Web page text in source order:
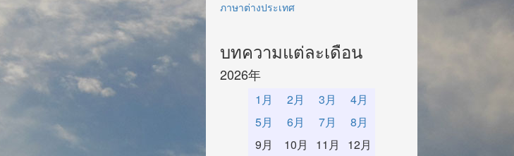
ภาษาต่างประเทศ
บทความแต่ละเดือน
2026年
1月 2月 3月
4月
5月
6月 7月
8月
9月
10月 11月 12月